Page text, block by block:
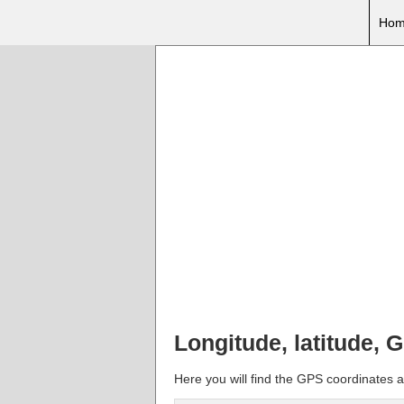
Longitude, latitude,
Here you will find the GPS coordinates